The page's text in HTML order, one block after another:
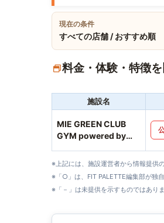
現在の条件
すべての店舗 / おすすめ順
料金・体験・特徴
施設名
MIE GREEN CLUB
GYM powered by
※上記には、施設運営者から情報提供
※「○」は、FIT PALETTE編集部が独
※「－」は未提供を示すものではあり